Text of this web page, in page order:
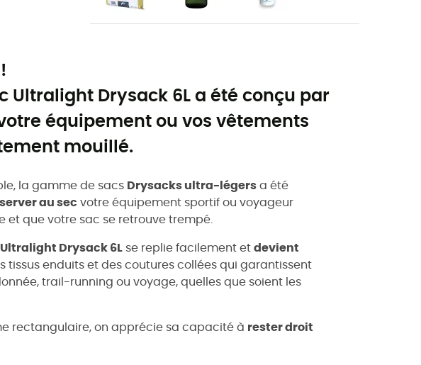
Ultralight Drysack 6L a été conçu par
équipement ou vos vêtements
mouillé.
la gamme de sacs Drysacks ultra-légers a été
au sec votre équipement sportif ou voyageur
et que votre sac se retrouve trempé.
Ultralight Drysack 6L se replie facilement et devient
tissus enduits et des coutures collées qui garantissent
trail-running ou voyage, quelles que soient les
rectangulaire, on apprécie sa capacité à rester droit